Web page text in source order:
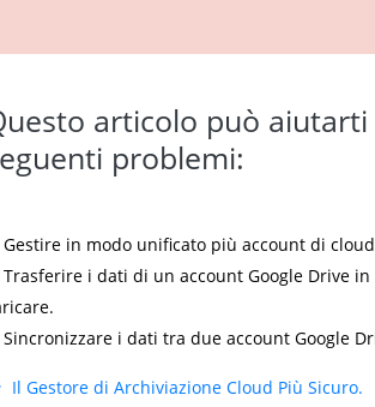
articolo può
problemi:
Gestire in modo unificato più account di
Trasferire i dati di un account Google Drive
Sincronizzare i dati tra due account Google
Il Gestore di Archiviazione Cloud Più Sicuro.